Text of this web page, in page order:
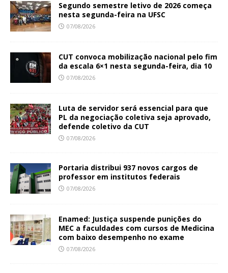
Segundo semestre letivo de 2026 começa
nesta segunda-feira na UFSC
07/08/2026
CUT convoca mobilização nacional pelo fim
da escala 6×1 nesta segunda-feira, dia 10
07/08/2026
Luta de servidor será essencial para que
PL da negociação coletiva seja aprovado,
defende coletivo da CUT
07/08/2026
Portaria distribui 937 novos cargos de
professor em institutos federais
07/08/2026
Enamed: Justiça suspende punições do
MEC a faculdades com cursos de Medicina
com baixo desempenho no exame
07/08/2026